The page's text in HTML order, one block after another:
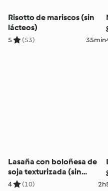
Risotto de mariscos (sin
lácteos)
5 (53) 35min
Lasaña con boloñesa de
soja texturizada (sin
gluten, sin huevo y sin
4 (10) 2h